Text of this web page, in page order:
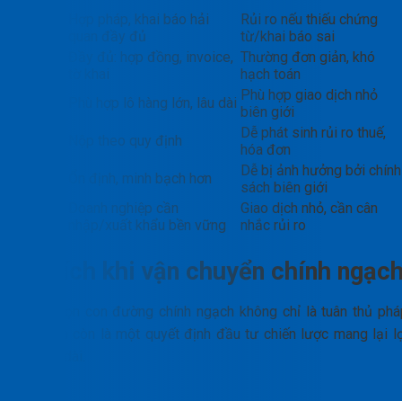
Hợp pháp, khai báo hải
quan đầy đủ
Rủi ro nếu thiếu chứng
từ/khai báo sai
Đầy đủ: hợp đồng, invoice, Thường đơn giản, khó
hạch toán
Phù hợp lô hàng lớn, lâu dài Phù hợp giao dịch nhỏ
biên giới
Nộp theo quy định
Dễ phát sinh rủi ro thuế,
hóa đơn
Ổn định, minh bạch hơn
Dễ bị ảnh hưởng bởi chính
sách biên giới
Doanh nghiệp cần
nhập/xuất khẩu bền vững
Giao dịch nhỏ, cần cân
nhắc rủi ro
Lợi ích khi vận chuyển chính
Lựa chọn con đường chính ngạch không chỉ là tuân thủ
luật mà còn là một quyết định đầu tư chiến lược mang lại